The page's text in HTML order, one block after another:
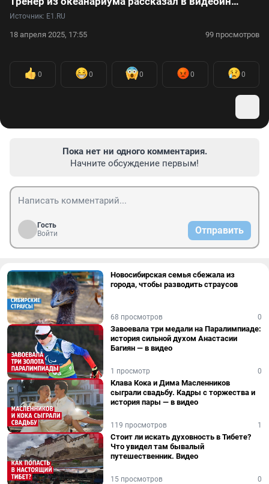
Источник: E1.RU
18 апреля 2025, 17:55 99 просмотров
0 0 0 0 0
Пока нет ни одного комментария.
Начните обсуждение первым!
Гость
Войти
Отправить
Новосибирская семья сбежала из
города, чтобы разводить страусов
68 просмотров 0
Завоевала три медали на Паралимпиаде:
история сильной духом Анастасии
Багиян — в видео
1 просмотр 0
Клава Кока и Дима Масленников
сыграли свадьбу. Кадры с торжества и
история пары — в видео
119 просмотров 1
Стоит ли искать духовность в Тибете?
Что увидел там бывалый
путешественник. Видео
15 просмотров 0